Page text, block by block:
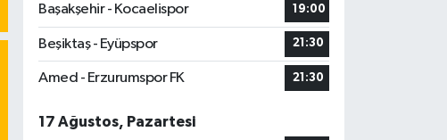
Başakşehir - Kocaelispor
19:00
Beşiktaş - Eyüpspor 21:30
Amed - Erzurumspor FK 21:30
17 Ağustos, Pazartesi